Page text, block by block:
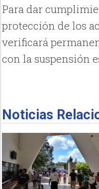
Para dar
protección de los
verificará
con la suspensión
Noticias